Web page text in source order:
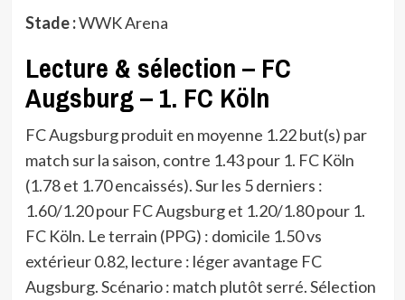
Stade :WWK Arena
Lecture & sélection – FC
Augsburg – 1. FC Köln
FC Augsburg produit en moyenne 1.22 but(s) par
match sur la saison, contre 1.43 pour 1. FC Köln
(1.78 et 1.70 encaissés). Sur les 5 derniers :
1.60/1.20 pour FC Augsburg et 1.20/1.80 pour 1.
FC Köln. Le terrain (PPG) : domicile 1.50 vs
extérieur 0.82, lecture : léger avantage FC
Augsburg. Scénario : match plutôt serré. Sélection